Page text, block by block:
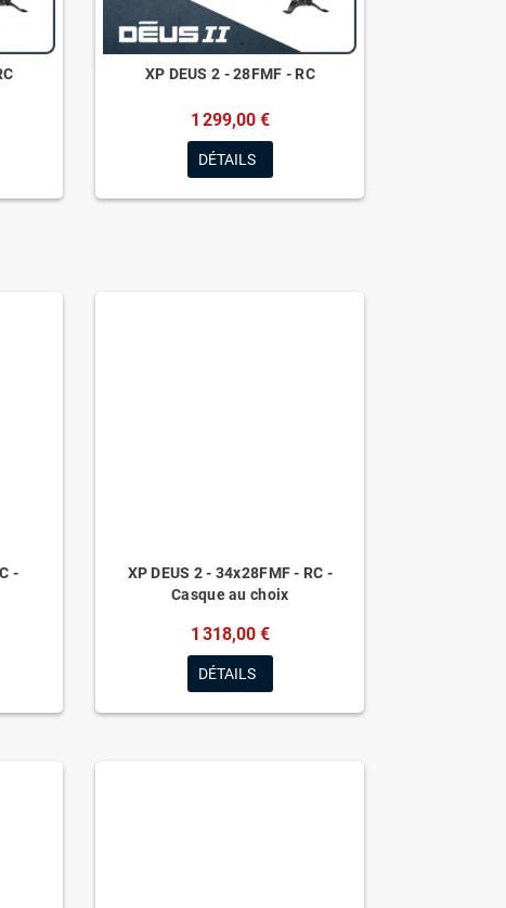
XP DEUS 2 - 28FMF - RC
1 299,00 €
DÉTAILS
-
XP DEUS 2 - 34x28FMF - RC -
Casque au choix
1 318,00 €
DÉTAILS